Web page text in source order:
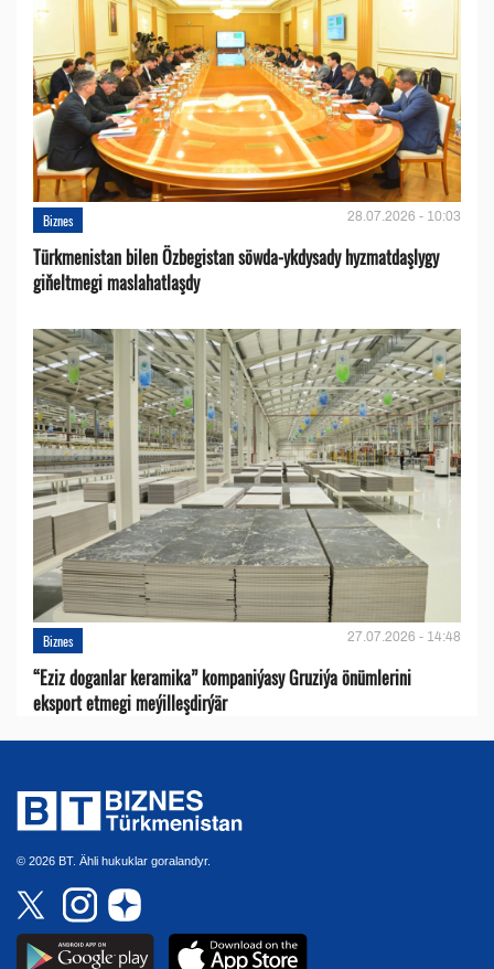
Biznes 28.07.2026 - 10:03
Türkmenistan bilen Özbegistan söwda-ykdysady hyzmatdaşlygy
giňeltmegi maslahatlaşdy
Biznes 27.07.2026 - 14:48
“Eziz doganlar keramika” kompaniýasy Gruziýa önümlerini
eksport etmegi meýilleşdirýär
© 2026 BT. Ähli hukuklar goralandyr.